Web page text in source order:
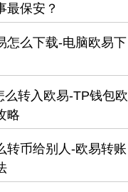
最保安？
怎么下载-电脑欧易下
么转入欧易-TP钱包欧
略
转币给别人-欧易转账